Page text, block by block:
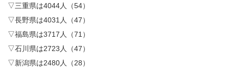
▽三重県は4044人（54）
▽長野県は4031人（47）
▽福島県は3717人（71）
▽石川県は2723人（47）
▽新潟県は2480人（28）